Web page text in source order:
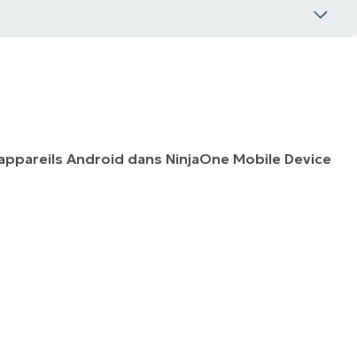
Android dans NinjaOne Mobile Device